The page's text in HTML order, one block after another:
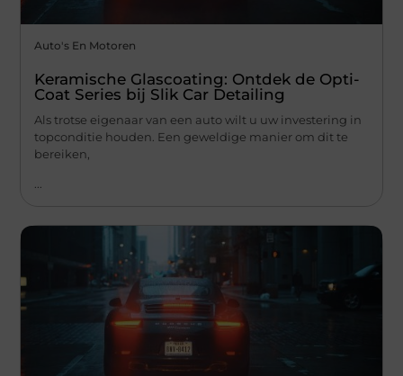
Auto's En Motoren
Keramische Glascoating: Ontdek de Opti-
Coat Series bij Slik Car Detailing
Als trotse eigenaar van een auto wilt u uw investering in
topconditie houden. Een geweldige manier om dit te
bereiken,
...